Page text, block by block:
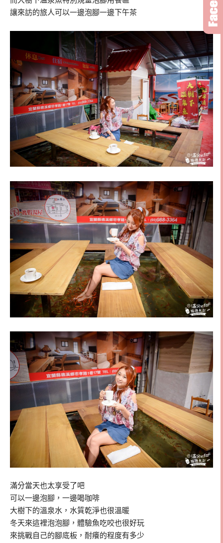
讓來訪的旅人可以一邊泡腳一邊下午茶
滿分當天也太享受了吧
可以一邊泡腳，一邊喝咖啡
大樹下的溫泉水，水質乾淨也很溫暖
冬天來這裡泡泡腳，體驗魚吃咬也很好玩
來挑戰自己的腳底板，耐癢的程度有多少